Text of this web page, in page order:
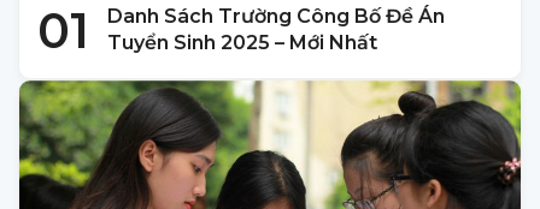
01
Danh Sách Trường Công Bố Đề Án
Tuyển Sinh 2025 – Mới Nhất